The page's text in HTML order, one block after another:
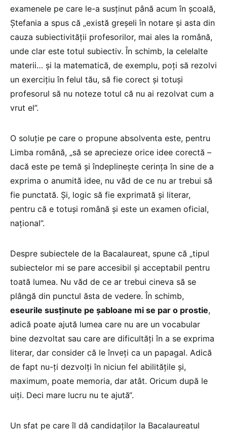
examenele pe care le-a susținut până acum în școală,
Ștefania a spus că „există greșeli în notare și asta din
cauza subiectivității profesorilor, mai ales la română,
unde clar este totul subiectiv. În schimb, la celelalte
materii… și la matematică, de exemplu, poți să rezolvi
un exercițiu în felul tău, să fie corect și totuși
profesorul să nu noteze totul că nu ai rezolvat cum a
vrut el”.
O soluție pe care o propune absolventa este, pentru
Limba română, „să se aprecieze orice idee corectă –
dacă este pe temă și îndeplinește cerința în sine de a
exprima o anumită idee, nu văd de ce nu ar trebui să
fie punctată. Și, logic să fie exprimată și literar,
pentru că e totuși română și este un examen oficial,
național”.
Despre subiectele de la Bacalaureat, spune că „tipul
subiectelor mi se pare accesibil și acceptabil pentru
toată lumea. Nu văd de ce ar trebui cineva să se
plângă din punctul ăsta de vedere. În schimb,
eseurile susținute pe șabloane mi se par o prostie,
adică poate ajută lumea care nu are un vocabular
bine dezvoltat sau care are dificultăți în a se exprima
literar, dar consider că le înveți ca un papagal. Adică
de fapt nu-ți dezvolți în niciun fel abilitățile și,
maximum, poate memoria, dar atât. Oricum după le
uiți. Deci mare lucru nu te ajută“.
Un sfat pe care îl dă candidaților la Bacalaureatul